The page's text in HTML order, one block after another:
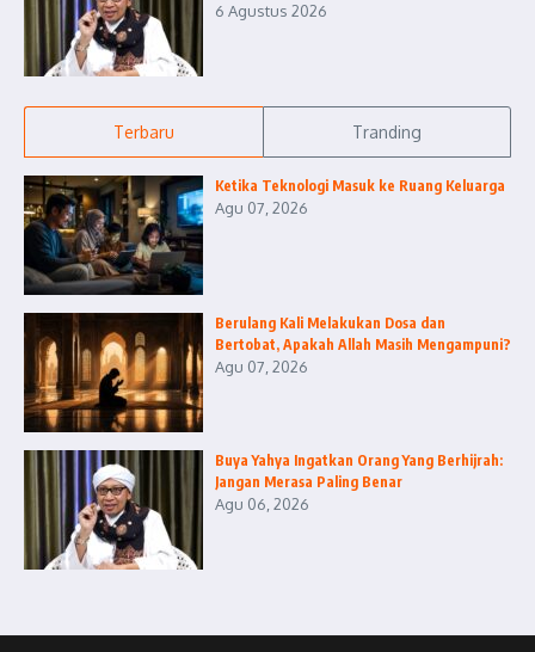
6 Agustus 2026
Terbaru Tranding
Ketika Teknologi Masuk ke Ruang Keluarga
Agu 07, 2026
Berulang Kali Melakukan Dosa dan
Bertobat, Apakah Allah Masih Mengampuni?
Agu 07, 2026
Buya Yahya Ingatkan Orang Yang Berhijrah:
Jangan Merasa Paling Benar
Agu 06, 2026